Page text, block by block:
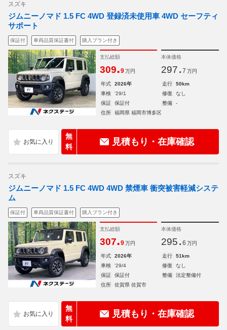
スズキ
ジムニーノマド 1.5 FC 4WD 登録済未使用車 4WD セーフティ
サポート
保証付 車両品質保証書付 購入プラン付き
支払総額
309.9 万円
本体価格
297. 7 万円
年式 2026年 走行
50km
車検
'29/1 修復
なし
保証
保証付 整備
-
住所
福岡県 福岡市博多区
無
料
見積もり・在庫確認
スズキ
ジムニーノマド 1.5 FC 4WD 4WD 禁煙車 衝突被害軽減システ
ム
保証付 車両品質保証書付 購入プラン付き
支払総額
307.9 万円
本体価格
295. 6 万円
年式 2026年 走行
51km
車検
'29/4 修復
なし
保証
保証付 整備
法定整備付
住所
佐賀県 佐賀市
無
料
見積もり・在庫確認